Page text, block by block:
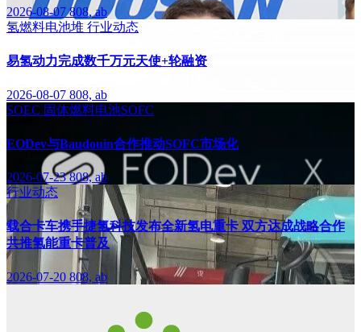
2026-08-07808, ab
氢燃料电池堆 行业动态
易氢动力完成数千万元天使+轮融资
2026-08-07 808, ab
SOEC 固体燃料电池SOFC
EODev与Baudouin合作推动SOFC市场化
2026-07-23808, ab
行业动态
载合卡车携手捷氢科技发布全新氢电重卡 双方达成战略合作
共推氢能重卡普及
2026-07-20 808, ab